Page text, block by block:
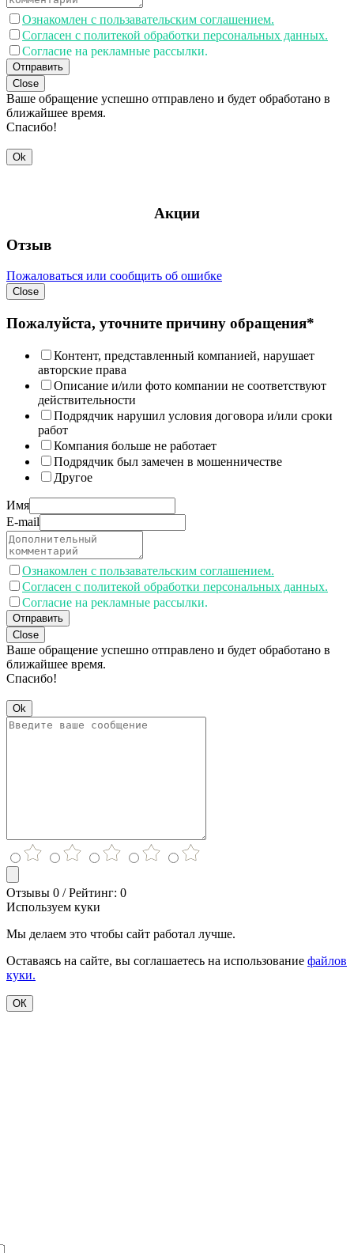
Ознакомлен с пользавательским соглашением.
Согласен с политекой обработки персональных данных.
Согласие на рекламные рассылки.
Отправить
Close
Ваше обращение успешно отправлено и будет обработано в
ближайшее время.
Спасибо!
Ok
Акции
Отзыв
Пожаловаться или сообщить об ошибке
Close
Пожалуйста, уточните причину обращения*
Контент, представленный компанией, нарушает
авторские права
Описание и/или фото компании не соответствуют
действительности
Подрядчик нарушил условия договора и/или сроки
работ
Компания больше не работает
Подрядчик был замечен в мошенничестве
Другое
Имя
E-mail
Ознакомлен с пользавательским соглашением.
Согласен с политекой обработки персональных данных.
Согласие на рекламные рассылки.
Отправить
Close
Ваше обращение успешно отправлено и будет обработано в
ближайшее время.
Спасибо!
Ok
Отзывы 0 / Рейтинг: 0
Используем куки
Мы делаем это чтобы сайт работал лучше.
Оставаясь на сайте, вы соглашаетесь на использование файлов
куки.
ОК